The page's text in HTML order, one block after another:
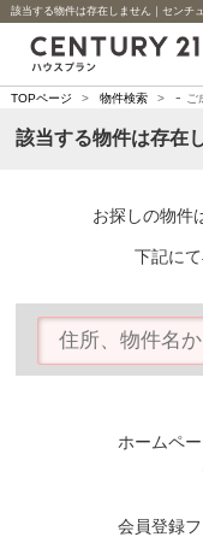
該当する物件は存在しません｜センチ
TOPページ > 物件検索 > - ご
該当する物件は存在
お探しの物件
下記に
ホームペ
会員登録